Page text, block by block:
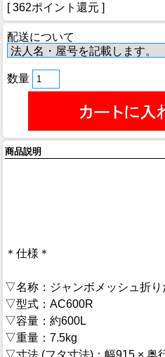
[ 362ポイント還元 ]
配送について
数量
商品説明
＊仕様＊
▽名称：ジャンボメッシュ折り
▽型式：AC600R
▽容量：約600L
▽重量：7.5kg
▽寸法 (フタ寸法)：幅915 × 奥